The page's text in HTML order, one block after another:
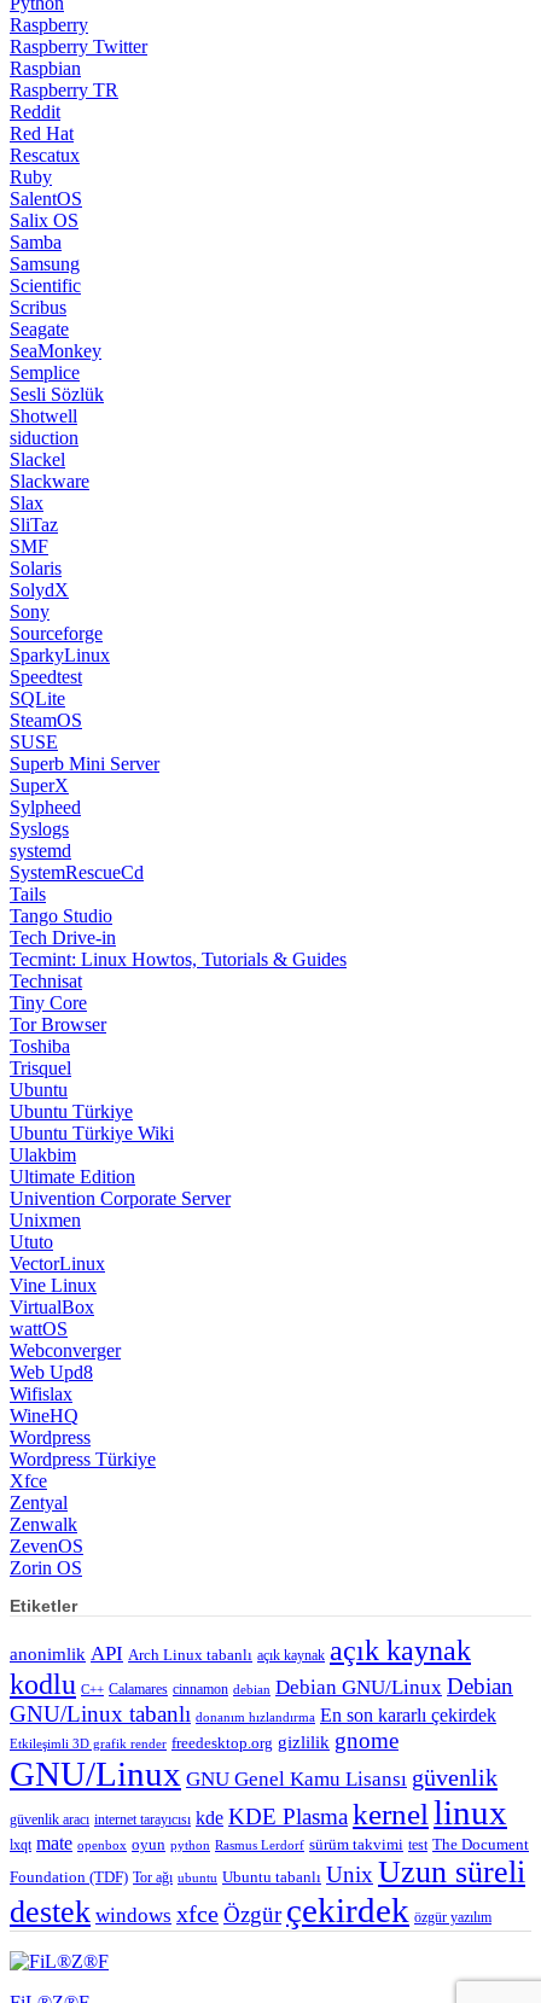
Raspberry
Raspberry Twitter
Raspbian
Raspberry TR
Reddit
Red Hat
Rescatux
Ruby
SalentOS
Salix OS
Samba
Samsung
Scientific
Scribus
Seagate
SeaMonkey
Semplice
Sesli Sözlük
Shotwell
siduction
Slackel
Slackware
Slax
SliTaz
SMF
Solaris
SolydX
Sony
Sourceforge
SparkyLinux
Speedtest
SQLite
SteamOS
SUSE
Superb Mini Server
SuperX
Sylpheed
Syslogs
systemd
SystemRescueCd
Tails
Tango Studio
Tech Drive-in
Tecmint: Linux Howtos, Tutorials & Guides
Technisat
Tiny Core
Tor Browser
Toshiba
Trisquel
Ubuntu
Ubuntu Türkiye
Ubuntu Türkiye Wiki
Ulakbim
Ultimate Edition
Univention Corporate Server
Unixmen
Ututo
VectorLinux
Vine Linux
VirtualBox
wattOS
Webconverger
Web Upd8
Wifislax
WineHQ
Wordpress
Wordpress Türkiye
Xfce
Zentyal
Zenwalk
ZevenOS
Zorin OS
Etiketler
anonimlik API Arch Linux tabanlı açık kaynak açık kaynak
kodlu C++ Calamares cinnamon debian Debian GNU/Linux Debian
GNU/Linux tabanlı donanım hızlandırma En son kararlı çekirdek
Etkileşimli 3D grafik render freedesktop.org gizlilik gnome
GNU/Linux GNU Genel Kamu Lisansı güvenlik
güvenlik aracı internet tarayıcısı kde KDE Plasmakernel linux
lxqt mate openbox oyun python Rasmus Lerdorf sürüm takvimi test The Document
Foundation (TDF) Tor ağı ubuntu Ubuntu tabanlı Unix Uzun süreli
destek windows xfceÖzgür çekirdek özgür yazılım